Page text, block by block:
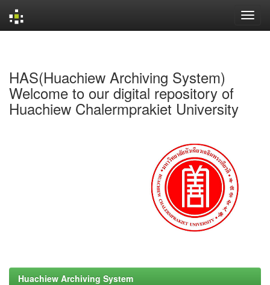
HAS(Huachiew Archiving System)
Welcome to our digital repository of
Huachiew Chalermprakiet University
Huachiew Archiving System